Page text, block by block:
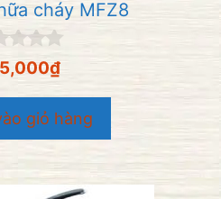
cháy MFZ8
₫
giỏ hàng